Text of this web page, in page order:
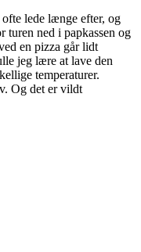
lede længe efter, og
turen ned i papkassen og
en pizza går lidt
jeg lære at lave den
temperaturer.
Og det er vildt